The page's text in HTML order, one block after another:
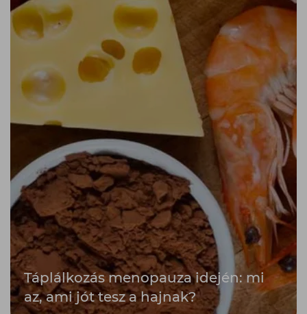
Táplálkozás menopauza idején: mi
az, ami jót tesz a hajnak?